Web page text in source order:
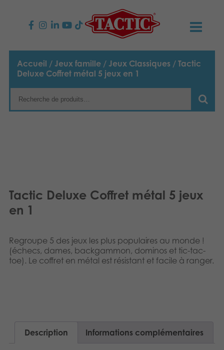
PRODUITS
Jeux enfants
Jeux famille
Produits archivés
Applications mobiles
TACTIC
Nederlands
Accueil / Jeux famille / Jeux Classiques / Tactic
Deluxe Coffret métal 5 jeux en 1
Tactic Deluxe Coffret métal 5 jeux
en 1
Regroupe 5 des jeux les plus populaires au monde !
(échecs, dames, backgammon, dominos et tic-tac-
toe). Le coffret en métal est résistant et facile à ranger.
Description Informations complémentaires